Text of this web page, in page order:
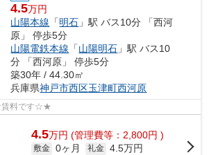
4.5万円
山陽本線 「明石 」駅 バス10分 「西河
原」 停歩5分
山陽電鉄本線 「山陽明石 」駅 バス10
分 「西河原」 停歩5分
築30年 / 44.30㎡
兵庫県神戸市西区玉津町西河原
賃料です☆★
4.5万円 (管理費等：2,800円 )
敷金 0ヶ月 礼金 4.5万円